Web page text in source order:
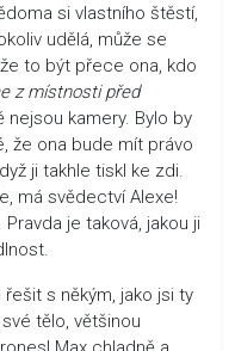
si vlastního štěstí,
udělá, může se
to být přece ona, kdo
z místnosti před
kamery. Bylo by
že ona bude mít právo
ji takhle tiskl ke zdi.
má svědectví Alexe!
je taková, jakou ji
s někým, jako jsi ty
tělo, většinou